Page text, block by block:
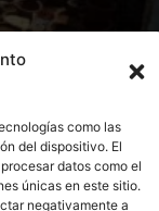
como las
del dispositivo. El
datos como el
únicas en este sitio.
negativamente a
de
que deslumbra a